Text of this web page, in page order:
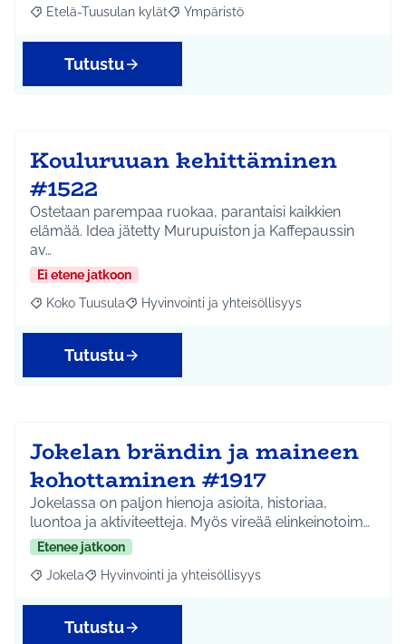
Rajaa tulokset aihepiirin mukaan: Etelä-Tuusulan kylät
Etelä-Tuusulan kylät Rajaa tulokset teeman mukaan:
Ympäristö
Tutustu
Kouluruuan kehittäminen
#1522
Ostetaan parempaa ruokaa, parantaisi kaikkien
elämää. Idea jätetty Murupuiston ja Kaffepaussin
av…
Ei etene jatkoon
Rajaa tulokset aihepiirin mukaan: Koko Tuusula
Koko Tuusula Rajaa tulokset teeman mukaan: Hyvinvointi ja
Hyvinvointi ja yhteisöllisyys
Tutustu
Jokelan brändin ja maineen
kohottaminen #1917
Jokelassa on paljon hienoja asioita, historiaa,
luontoa ja aktiviteetteja. Myös vireää elinkeinotoim…
Etenee jatkoon
Rajaa tulokset aihepiirin mukaan: Jokela
Jokela Rajaa tulokset teeman mukaan: Hyvinvointi ja
Hyvinvointi ja yhteisöllisyys
Tutustu